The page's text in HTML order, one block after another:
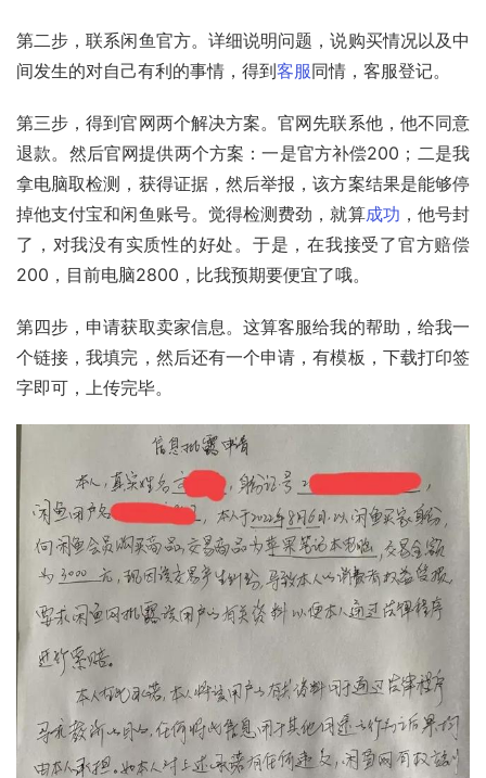
第二步，联系闲鱼官方。详细说明问题，说购买情况以及中
间发生的对自己有利的事情，得到客服同情，客服登记。
第三步，得到官网两个解决方案。官网先联系他，他不同意
退款。然后官网提供两个方案：一是官方补偿200；二是我
拿电脑取检测，获得证据，然后举报，该方案结果是能够停
掉他支付宝和闲鱼账号。觉得检测费劲，就算成功 ，他号封
了，对我没有实质性的好处。于是，在我接受了官方赔偿
200，目前电脑2800，比我预期要便宜了哦。
第四步，申请获取卖家信息。这算客服给我的帮助，给我一
个链接，我填完，然后还有一个申请，有模板，下载打印签
字即可，上传完毕。